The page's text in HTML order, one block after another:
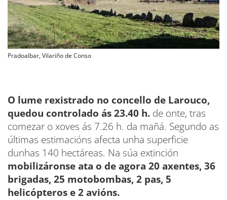
Pradoalbar, Vilariño de Conso
O lume rexistrado no concello de Larouco,
quedou controlado ás 23.40 h. de onte, tras
comezar o xoves ás 7.26 h. da mañá. Segundo as
últimas estimacións afecta unha superficie
dunhas 140 hectáreas. Na súa extinción
mobilizáronse ata o de agora 20 axentes, 36
brigadas, 25 motobombas, 2 pas, 5
helicópteros e 2 avións.